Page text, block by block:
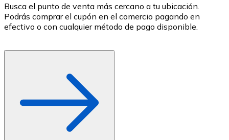
Compra tarjetas regalo de tus marcas favoritas con
Ir a la tienda de tarjetas regalo
Busca el punto de venta más cercano a tu ubicación.
Podrás comprar el cupón en el comercio pagando en
efectivo o con cualquier método de pago disponible.